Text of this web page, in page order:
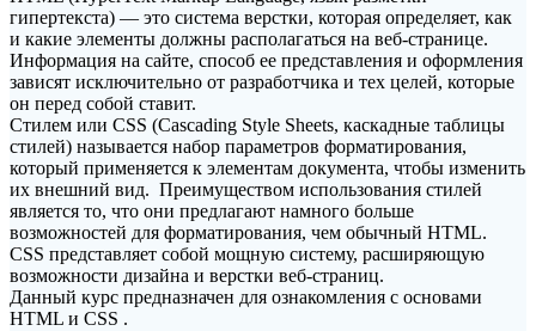
гипертекста) — это система верстки, которая определяет, как
и какие элементы должны располагаться на веб-странице.
Информация на сайте, способ ее представления и оформления
зависят исключительно от разработчика и тех целей, которые
он перед собой ставит.
Стилем или CSS (Cascading Style Sheets, каскадные таблицы
стилей) называется набор параметров форматирования,
который применяется к элементам документа, чтобы изменить
их внешний вид. Преимуществом использования стилей
является то, что они предлагают намного больше
возможностей для форматирования, чем обычный HTML.
CSS представляет собой мощную систему, расширяющую
возможности дизайна и верстки веб-страниц.
Данный курс предназначен для ознакомления с основами
HTML и CSS .